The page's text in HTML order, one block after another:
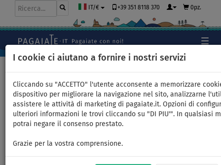
I cookie ci aiutano a fornire i nostri servizi
Cliccando su "ACCETTO" l'utente acconsente a memorizzare
dispositivo per migliorare la navigazione nel sito, analizzarne
assistere le attività di marketing di pagaiate.it. Opzioni di
ulteriori informazioni le trovi cliccando su "DI PIU'". In qualsiasi
potrai negare il consenso prestato.
Grazie per la vostra comprensione.
IT/€ +39 351 8118 370 0pz.
SUP F2 SECTOR 11'5 BLUE
completo di vela - Sup
gonfiabile, WindSUP -